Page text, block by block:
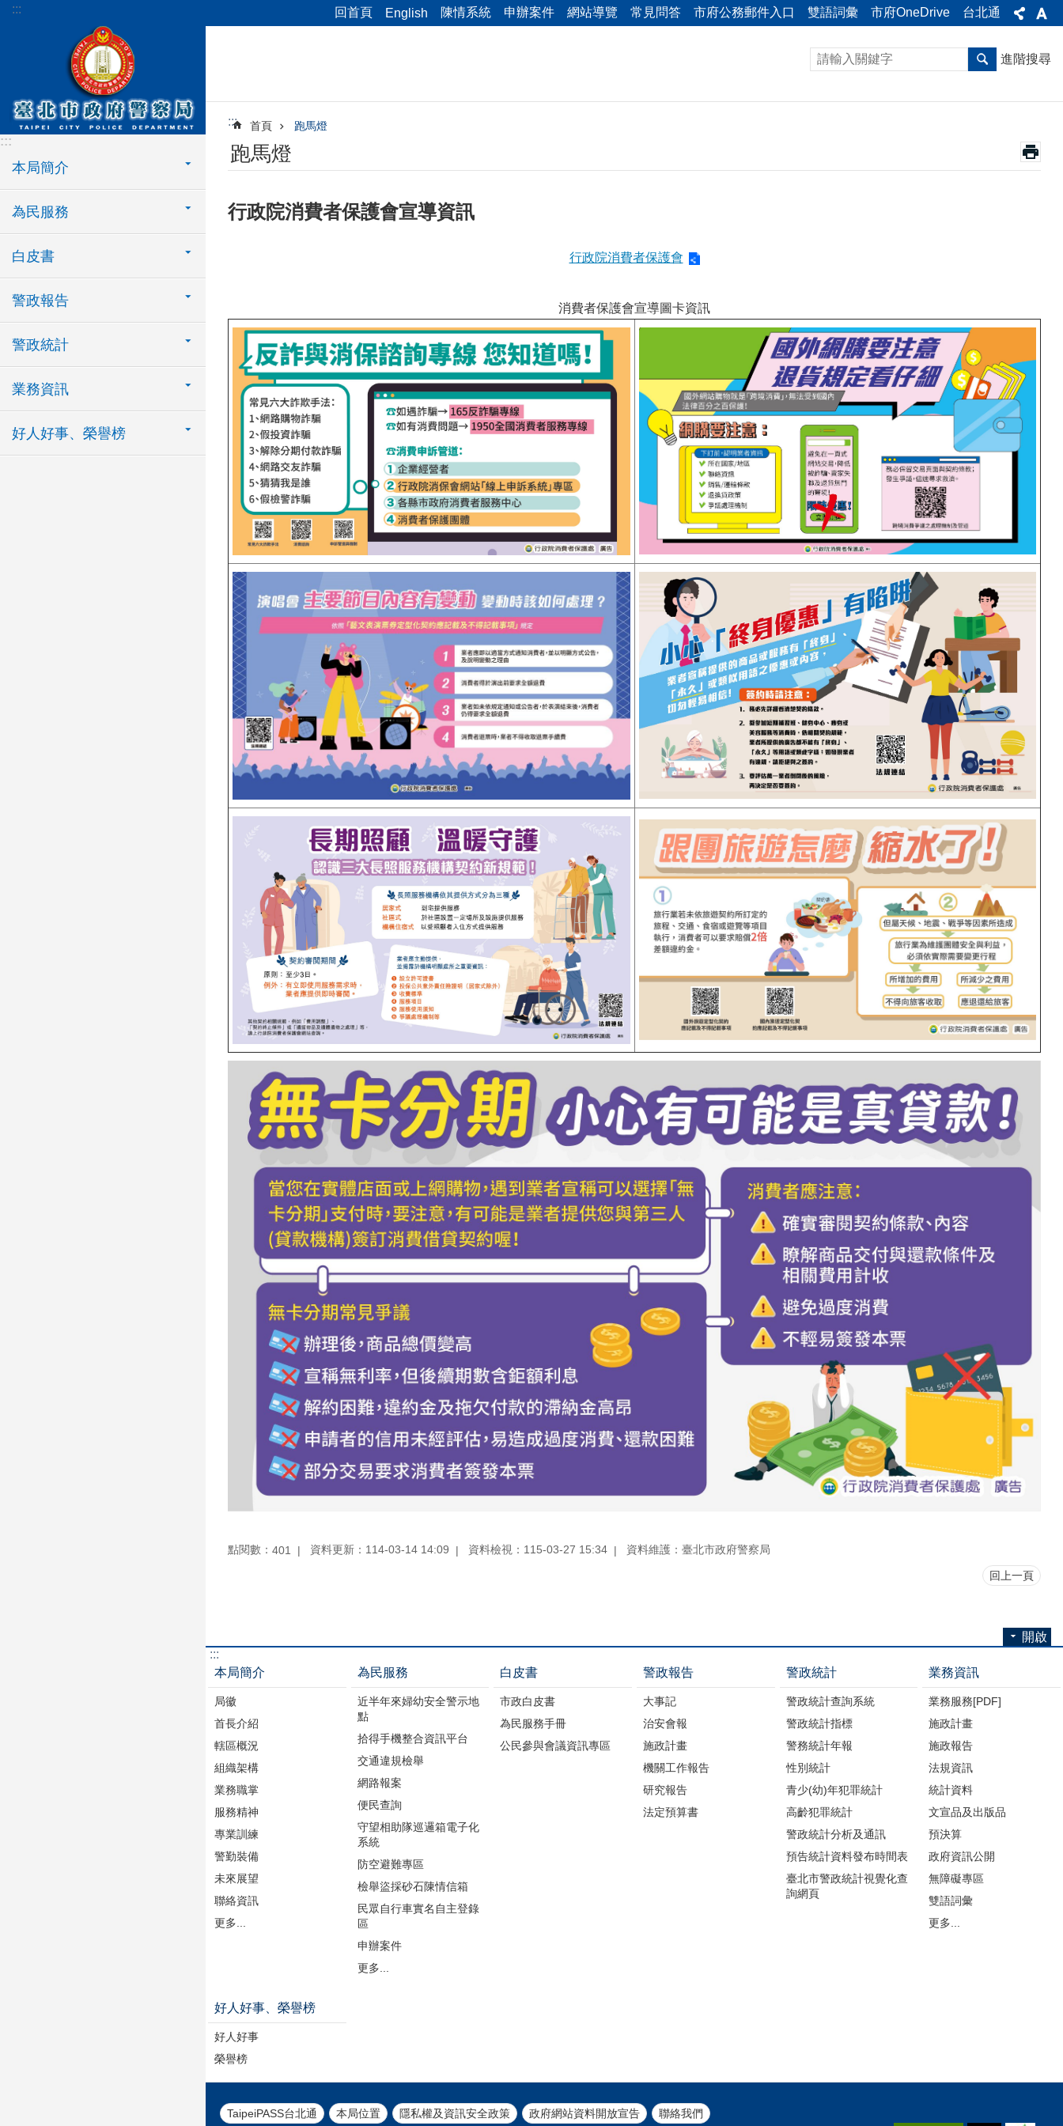
跳到主要內容區塊
::: 回首頁 English 陳情系統 申辦案件 網站導覽 常見問答 市府公務郵件入口 雙語詞彙 市府OneDrive 台北通
:::
本局簡介
為民服務
白皮書
警政報告
警政統計
業務資訊
好人好事、榮譽榜
進階搜尋
::: 首頁 跑馬燈
跑馬燈
行政院消費者保護會宣導資訊
行政院消費者保護會
消費者保護會宣導圖卡資訊
點閱數： 401 資料更新：114-03-14 14:09 資料檢視：115-03-27 15:34 資料維護：臺北市政府警察局
回上一頁
開啟
:::
本局簡介
局徽
首長介紹
轄區概況
組織架構
業務職掌
服務精神
專業訓練
警勤裝備
未來展望
聯絡資訊
更多...
為民服務
近半年來婦幼安全警示地
點
拾得手機整合資訊平台
交通違規檢舉
網路報案
便民查詢
守望相助隊巡邏箱電子化
系統
防空避難專區
檢舉盜採砂石陳情信箱
民眾自行車實名自主登錄
區
申辦案件
更多...
白皮書
市政白皮書
為民服務手冊
公民參與會議資訊專區
警政報告
大事記
治安會報
施政計畫
機關工作報告
研究報告
法定預算書
警政統計
警政統計查詢系統
警政統計指標
警務統計年報
性別統計
青少(幼)年犯罪統計
高齡犯罪統計
警政統計分析及通訊
預告統計資料發布時間表
臺北市警政統計視覺化查
詢網頁
業務資訊
業務服務[PDF]
施政計畫
施政報告
法規資訊
統計資料
文宣品及出版品
預決算
政府資訊公開
無障礙專區
雙語詞彙
更多...
好人好事、榮譽榜
好人好事
榮譽榜
TaipeiPASS台北通 本局位置 隱私權及資訊安全政策 政府網站資料開放宣告 聯絡我們